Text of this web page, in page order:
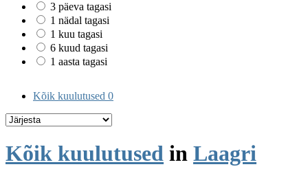
3 päeva tagasi
1 nädal tagasi
1 kuu tagasi
6 kuud tagasi
1 aasta tagasi
Kõik kuulutused 0
Kõik kuulutused in Laagri